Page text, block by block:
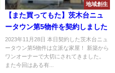
地域創生
【また買ってもた】茨木台ニュ
ータウン第5物件を契約しました
2023年11月28日 本日契約した茨木台ニュ
ータウン第5物件は立派な家屋！ 新築から
ワンオーナーで大切にされてきました。
また今回はある有...